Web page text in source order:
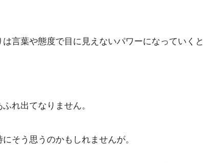
言葉や態度で目に見えないパワーになっていくと
れ出てなりません。
そう思うのかもしれませんが。